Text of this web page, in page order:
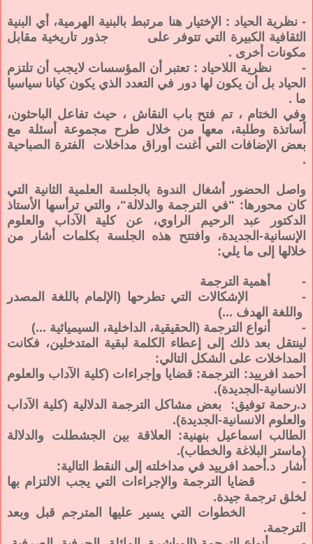
- نظرية الحياد : الإختيار هنا مرتبط بالبنية الهرمية، أي البنية
الثقافية الكبيرة التي تتوفر على جذور تاريخية مقابل
مكونات أخرى .
- نظرية اللاحياد : تعتبر أن المؤسسات لايجب أن تلتزم
الحياد بل أن يكون لها دور في التعدد الذي يكون كيانا سياسيا
ما .
وفي الختام ، تم فتح باب النقاش ، حيث تفاعل الباحثون،
أساتذة وطلبة، معها من خلال طرح مجموعة أسئلة مع
بعض الإضافات التي أغنت أوراق مداخلات الفترة الصباحية
.
واصل الحضور أشغال الندوة بالجلسة العلمية الثانية التي
كان محورها: "في الترجمة والدلالة"، والتي ترأسها الأستاذ
الدكتور عبد الرحيم الراوي، عن كلية الآداب والعلوم
الإنسانية-الجديدة، وافتتح هذه الجلسة بكلمات أشار من
خلالها إلى ما يلي:
- أهمية الترجمة
- الإشكالات التي تطرحها (الإلمام باللغة المصدر
واللغة الهدف ...)
- أنواع الترجمة (الحقيقية، الداخلية، السيميائية ...)
لينتقل بعد ذلك إلى إعطاء الكلمة لبقية المتدخلين، فكانت
المداخلات على الشكل التالي:
أحمد افرييد: الترجمة: قضايا وإجراءات (كلية الآداب والعلوم
الانسانية-الجديدة).
د.رحمة توفيق: بعض مشاكل الترجمة الدلالية (كلية الآداب
والعلوم الانسانية-الجديدة).
الطالب اسماعيل بنهنية: العلاقة بين الجشطلت والدلالة
(ماستر البلاغة والخطاب).
أشار د.أحمد افرييد في مداخلته إلى النقط التالية:
- قضايا الترجمة والإجراءات التي يجب الالتزام بها
لخلق ترجمة جيدة.
- الخطوات التي يسير عليها المترجم قبل وبعد
الترجمة.